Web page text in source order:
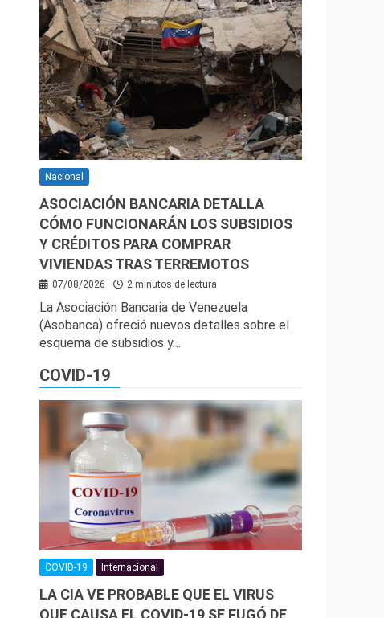
Nacional
ASOCIACIÓN BANCARIA DETALLA
CÓMO FUNCIONARÁN LOS SUBSIDIOS
Y CRÉDITOS PARA COMPRAR
VIVIENDAS TRAS TERREMOTOS
07/08/2026 2 minutos de lectura
La Asociación Bancaria de Venezuela
(Asobanca) ofreció nuevos detalles sobre el
esquema de subsidios y…
COVID-19
COVID-19 Internacional
LA CIA VE PROBABLE QUE EL VIRUS